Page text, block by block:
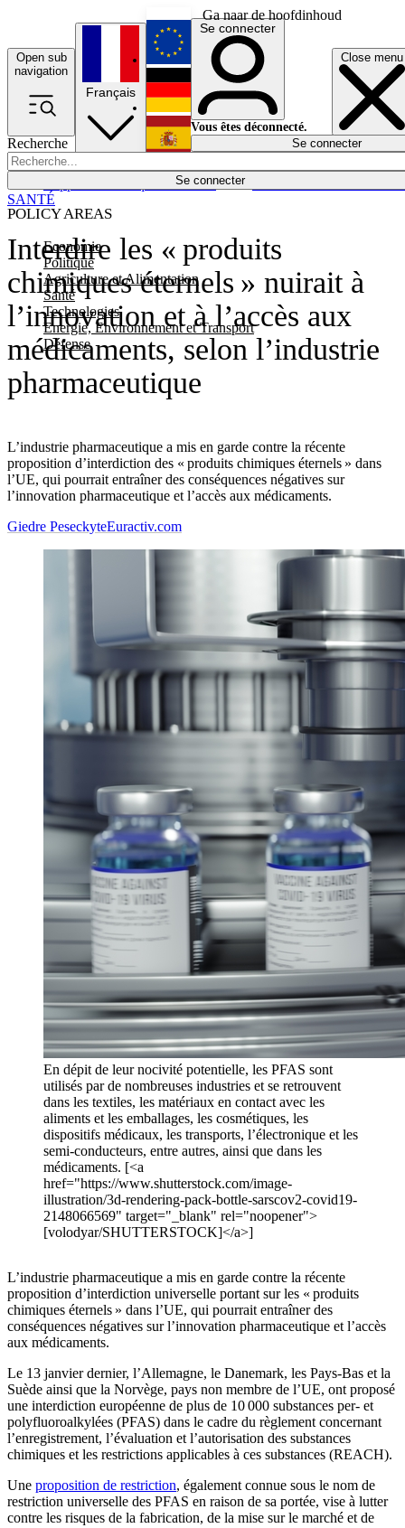
Ga naar de hoofdinhoud
Open sub
navigation
Close menu
Recherche
Se connecter
POLICY AREAS
Economie
Politique
Agriculture et Alimentation
Santé
Technologies
Energie, Environnement et Transport
Défense
Économie
Français
English
Deutsch
Español
Se connecter
Vous êtes déconnecté.
Se connecter
Interdire les « produits
chimiques éternels » nuirait à
l’innovation et à l’accès aux
médicaments, selon l’industrie
pharmaceutique
L’industrie pharmaceutique a mis en garde contre la récente
proposition d’interdiction des « produits chimiques éternels » dans
l’UE, qui pourrait entraîner des conséquences négatives sur
l’innovation pharmaceutique et l’accès aux médicaments.
SANTÉ
Giedre PeseckyteEuractiv.com
En dépit de leur nocivité potentielle, les PFAS sont
utilisés par de nombreuses industries et se retrouvent
dans les textiles, les matériaux en contact avec les
aliments et les emballages, les cosmétiques, les
dispositifs médicaux, les transports, l’électronique et les
semi-conducteurs, entre autres, ainsi que dans les
médicaments. [<a
href="https://www.shutterstock.com/image-
illustration/3d-rendering-pack-bottle-sarscov2-covid19-
2148066569" target="_blank" rel="noopener">
[volodyar/SHUTTERSTOCK]</a>]
L’industrie pharmaceutique a mis en garde contre la récente
proposition d’interdiction universelle portant sur les « produits
chimiques éternels » dans l’UE, qui pourrait entraîner des
conséquences négatives sur l’innovation pharmaceutique et l’accès
aux médicaments.
Le 13 janvier dernier, l’Allemagne, le Danemark, les Pays-Bas et la
Suède ainsi que la Norvège, pays non membre de l’UE, ont proposé
une interdiction européenne de plus de 10 000 substances per- et
polyfluoroalkylées (PFAS) dans le cadre du règlement concernant
l’enregistrement, l’évaluation et l’autorisation des substances
chimiques et les restrictions applicables à ces substances (REACH).
Une proposition de restriction, également connue sous le nom de
restriction universelle des PFAS en raison de sa portée, vise à lutter
contre les risques de la fabrication, de la mise sur le marché et de